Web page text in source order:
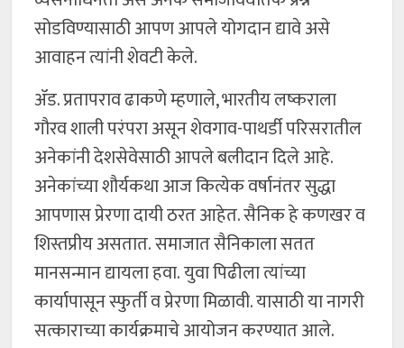
सोडविण्यासाठी आपण आपले योगदान द्यावे असे
आवाहन त्यांनी शेवटी केले.
ॲड. प्रतापराव ढाकणे म्हणाले, भारतीय लष्कराला
गौरव शाली परंपरा असून शेवगाव-पाथर्डी परिसरातील
अनेकांनी देशसेवेसाठी आपले बलीदान दिले आहे.
अनेकांच्या शौर्यकथा आज कित्येक वर्षानंतर सुद्धा
आपणास प्रेरणा दायी ठरत आहेत. सैनिक हे कणखर व
शिस्तप्रीय असतात. समाजात सैनिकाला सतत
मानसन्मान द्यायला हवा. युवा पिढीला त्यांच्या
कार्यापासून स्फुर्ती व प्रेरणा मिळावी. यासाठी या नागरी
सत्काराच्या कार्यक्रमाचे आयोजन करण्यात आले.